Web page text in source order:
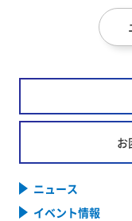
お
ニュース
イベント情報